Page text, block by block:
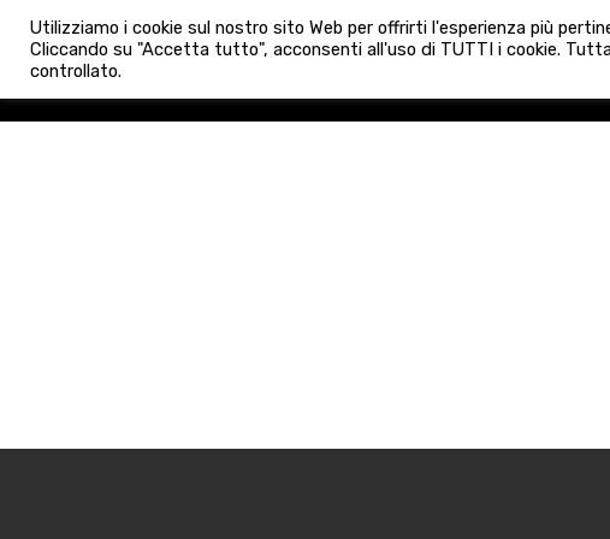
HOME AGENZIA NUOVE
info@admaioraimmobiliare.it
Utilizziamo i cookie sul nostro sito Web per offrirti l'esperienza più
Cliccando su "Accetta tutto", acconsenti all'uso di TUTTI i cookie.
controllato.